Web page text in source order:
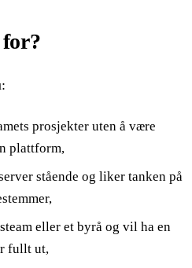
for?
prosjekter uten å være
plattform,
stående og liker tanken på
eller et byrå og vil ha en
fullt ut,